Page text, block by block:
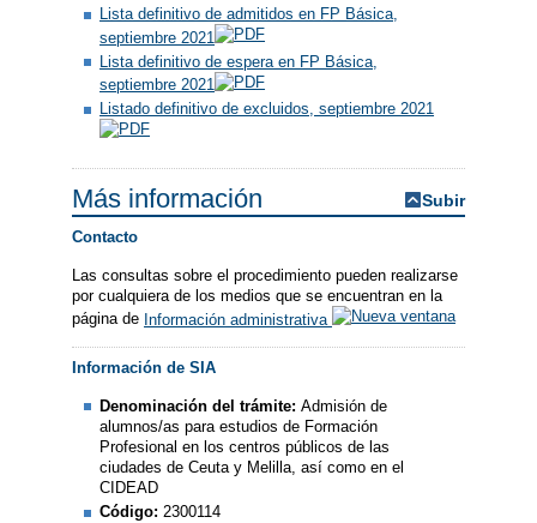
Lista definitivo de admitidos en FP Básica,
septiembre 2021
Lista definitivo de espera en FP Básica,
septiembre 2021
Listado definitivo de excluidos, septiembre 2021
Más información Subir
Contacto
Las consultas sobre el procedimiento pueden realizarse
por cualquiera de los medios que se encuentran en la
página de Información administrativa
Información de SIA
Denominación del trámite:Admisión de
alumnos/as para estudios de Formación
Profesional en los centros públicos de las
ciudades de Ceuta y Melilla, así como en el
CIDEAD
Código:2300114